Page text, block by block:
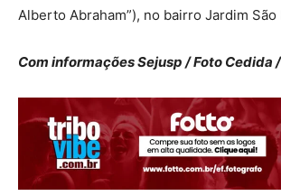
Alberto Abraham”), no bairro Jardim São
Com informações Sejusp / Foto Cedida